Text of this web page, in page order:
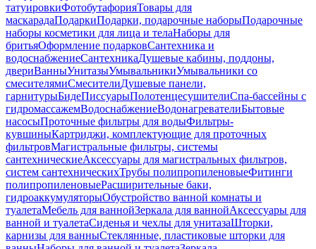
татуировкиФотобутафорияТовары для
маскарадаПодаркиПодарки, подарочные наборыПодарочные
наборы косметики для лица и телаНаборы для
бритьяОформление подарковСантехника и
водоснабжениеСантехникаДушевые кабины, поддоны,
двериВанныУнитазыУмывальникиУмывальники со
смесителямиСмесителиДушевые панели,
гарнитурыБидеПиссуарыПолотенцесушителиСпа-бассейны с
гидромассажемВодоснабжениеВодонагревателиБытовые
насосыПроточные фильтры для водыФильтры-
кувшиныКартриджи, комплектующие для проточных
фильтровМагистральные фильтры, системы
сантехническиеАксессуары для магистральных фильтров,
систем сантехническихТрубы полипропиленовыеФитинги
полипропиленовыеРасширительные баки,
гидроаккумуляторыОбустройство ванной комнаты и
туалетаМебель для ваннойЗеркала для ваннойАксессуары для
ванной и туалетаСиденья и чехлы для унитазаШторки,
карнизы для ванныСтеклянные, пластиковые шторки для